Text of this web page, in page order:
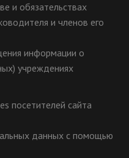
и обязательствах
и членов его
информации о
учреждениях
посетителей сайта
данных с помощью